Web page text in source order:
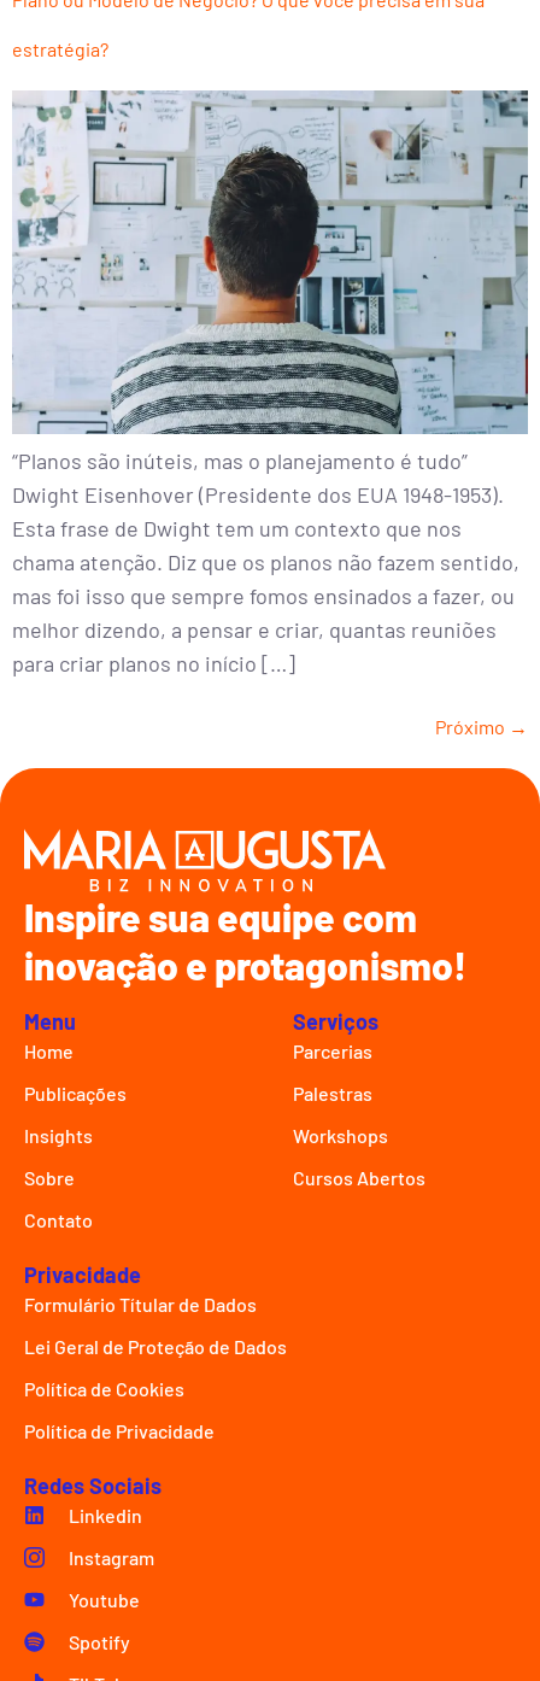
estratégia?
“Planos são inúteis, mas o planejamento é tudo”
Dwight Eisenhover (Presidente dos EUA 1948-1953).
Esta frase de Dwight tem um contexto que nos
chama atenção. Diz que os planos não fazem sentido,
mas foi isso que sempre fomos ensinados a fazer, ou
melhor dizendo, a pensar e criar, quantas reuniões
para criar planos no início […]
Próximo →
Inspire sua equipe com
inovação e protagonismo!
Menu
Home
Publicações
Insights
Sobre
Contato
Serviços
Parcerias
Palestras
Workshops
Cursos Abertos
Privacidade
Formulário Títular de Dados
Lei Geral de Proteção de Dados
Política de Cookies
Política de Privacidade
Redes Sociais
Linkedin
Instagram
Youtube
Spotify